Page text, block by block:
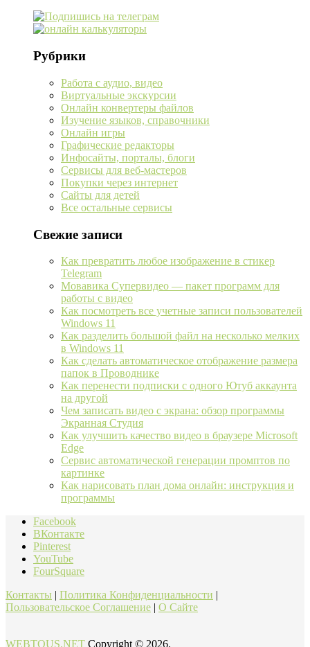
Рубрики
Работа с аудио, видео
Виртуальные экскурсии
Онлайн конвертеры файлов
Изучение языков, справочники
Онлайн игры
Графические редакторы
Инфосайты, порталы, блоги
Сервисы для веб-мастеров
Покупки через интернет
Сайты для детей
Все остальные сервисы
Свежие записи
Как превратить любое изображение в стикер
Telegram
Мовавика Супервидео — пакет программ для
работы с видео
Как посмотреть все учетные записи пользователей
Windows 11
Как разделить большой файл на несколько мелких
в Windows 11
Как сделать автоматическое отображение размера
папок в Проводнике
Как перенести подписки с одного Ютуб аккаунта
на другой
Чем записать видео с экрана: обзор программы
Экранная Студия
Как улучшить качество видео в браузере Microsoft
Edge
Сервис автоматической генерации промптов по
картинке
Как нарисовать план дома онлайн: инструкция и
программы
Facebook
ВКонтакте
Pinterest
YouTube
FourSquare
Контакты | Политика Конфиденциальности |
Пользовательское Соглашение | О Сайте
WEBTOUS.NET Copyright © 2026.